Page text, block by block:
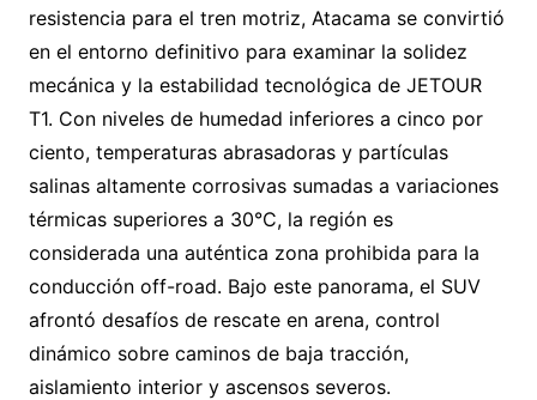
resistencia para el tren motriz, Atacama se convirtió
en el entorno definitivo para examinar la solidez
mecánica y la estabilidad tecnológica de JETOUR
T1. Con niveles de humedad inferiores a cinco por
ciento, temperaturas abrasadoras y partículas
salinas altamente corrosivas sumadas a variaciones
térmicas superiores a 30°C, la región es
considerada una auténtica zona prohibida para la
conducción off-road. Bajo este panorama, el SUV
afrontó desafíos de rescate en arena, control
dinámico sobre caminos de baja tracción,
aislamiento interior y ascensos severos.